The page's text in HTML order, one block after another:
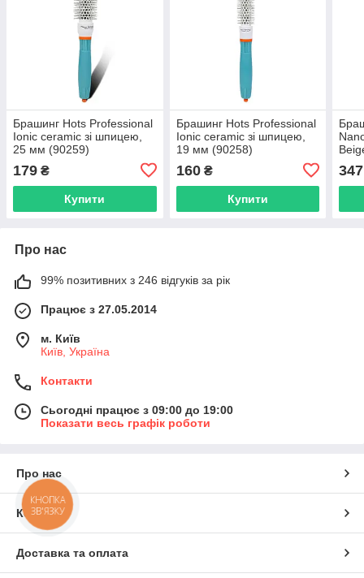
Брашинг Hots Professional
Ionic ceramic зі шпицею,
25 мм (90259)
179 ₴
Купити
Брашинг Hots Professional
Ionic ceramic зі шпицею,
19 мм (90258)
160₴
Купити
347
Про нас
99% позитивних з 246 відгуків за рік
Працює з 27.05.2014
м. Київ
Київ, Україна
Контакти
Сьогодні працює з 09:00 до 19:00
Показати весь графік роботи
Про нас
Контакти
Доставка та оплата
КНОПКА
ЗВ'ЯЗКУ